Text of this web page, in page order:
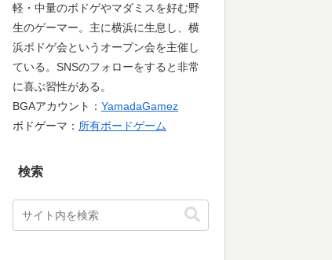
軽・中量のボドゲやマダミスを好む野
生のゲーマー。主に横浜に生息し、横
浜ボドゲ会というオープン会を主催し
ている。SNSのフォローをすると非常
に喜ぶ習性がある。
BGAアカウント： YamadaGamez
ボドゲーマ： 所有ボードゲーム
検索